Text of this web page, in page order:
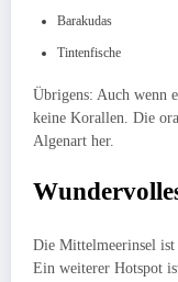
Barakudas
Tintenfische
Übrigens: Auch wenn
keine Korallen. Die
Algenart her.
Die Mittelmeerinsel ist
Ein weiterer Hotspot